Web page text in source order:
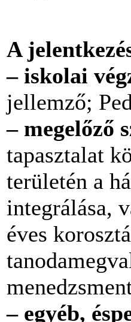
A
– iskolai
jellemző;
– megelőző
tapasztalat
területén a
integrálása,
éves
– egyéb,